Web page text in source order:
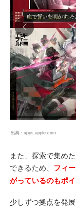
出典： apps.apple.com
また、探索で集め
できるため、 フィ
がっているのもポイ
少しずつ拠点を発